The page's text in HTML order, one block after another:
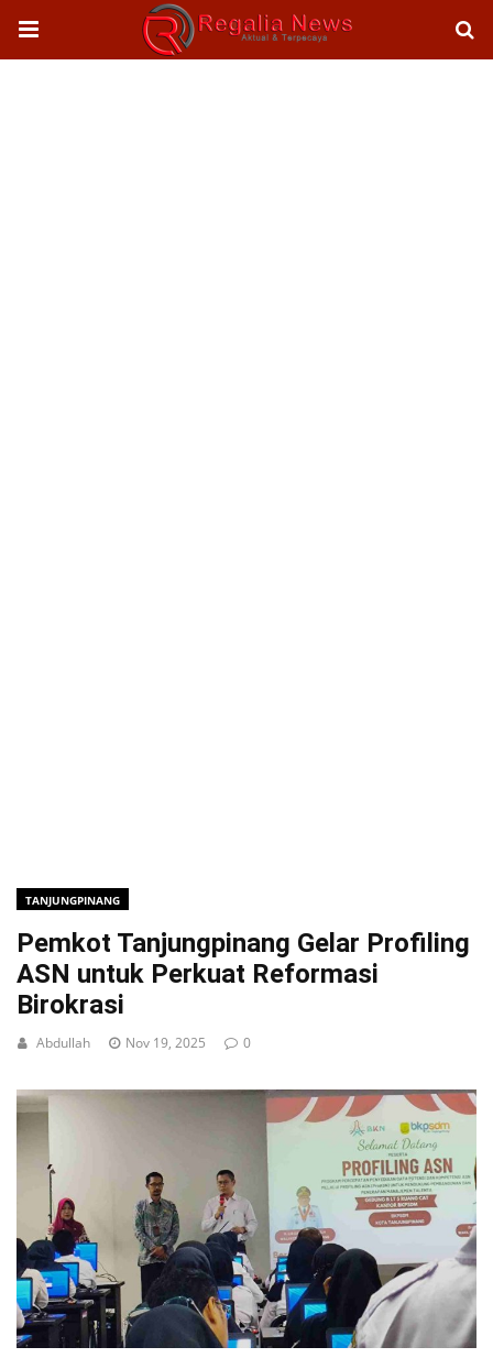
TANJUNGPINANG
Pemkot Tanjungpinang Gelar Profiling
ASN untuk Perkuat Reformasi
Birokrasi
Abdullah Nov 19, 2025 0